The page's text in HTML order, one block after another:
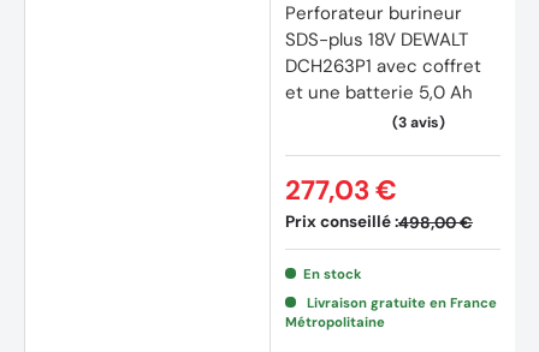
Perforateur burineur
SDS-plus 18V DEWALT
DCH263P1 avec coffret
et une batterie 5,0 Ah
Prix conseillé :498,00 €
277,03 €
En stock
Livraison gratuite en France
Métropolitaine